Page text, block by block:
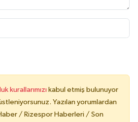
kurallarımızı kabul etmiş bulunuyor
Yazılan yorumlardan
/ Rizespor Haberleri / Son